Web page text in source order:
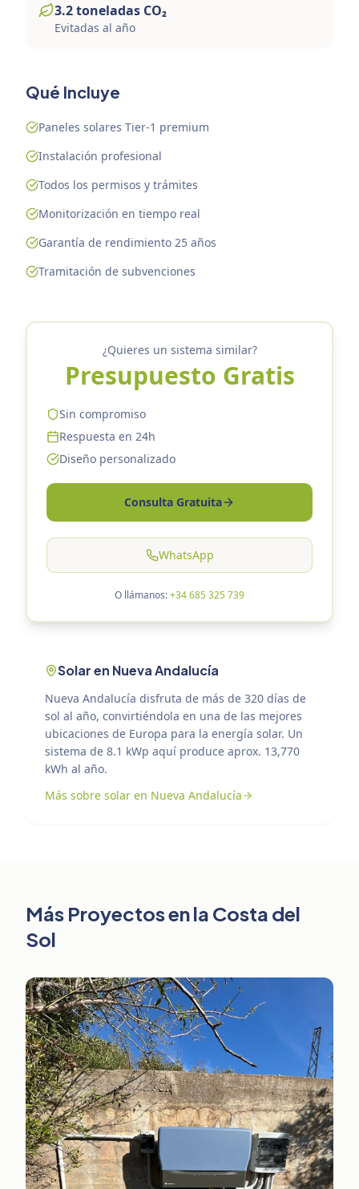
3.2toneladas CO₂
Evitadas al año
Qué Incluye
Paneles solares Tier-1 premium
Instalación profesional
Todos los permisos y trámites
Monitorización en tiempo real
Garantía de rendimiento 25 años
Tramitación de subvenciones
¿Quieres un sistema similar?
Presupuesto Gratis
Sin compromiso
Respuesta en 24h
Diseño personalizado
Consulta Gratuita
WhatsApp
O llámanos:+34 685 325 739
Solar en Nueva Andalucía
Nueva Andalucía disfruta de más de 320 días de
sol al año, convirtiéndola en una de las mejores
ubicaciones de Europa para la energía solar. Un
sistema de 8.1 kWp aquí produce aprox. 13,770
kWh al año.
Más sobre solar en Nueva Andalucía
Más Proyectos en la Costa del
Sol